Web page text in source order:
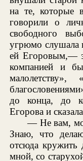
на те, которые
говорили о
свободного
угрюмо слушала
ей Егоровым,—
компанией и
до конца, до
Егорова и
— Не вам,
Знаю, что
отсюда кружить
мной, со